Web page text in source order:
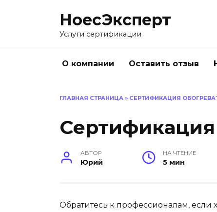
НоесЭксперт
Услуги сертификации
О компании Оставить отзыв
ГЛАВНАЯ СТРАНИЦА » СЕРТИФИКАЦИЯ
Сертификация
АВТОР
Юрий
НА ЧТЕНИЕ
5 мин
Обратитесь к профессионалам, если